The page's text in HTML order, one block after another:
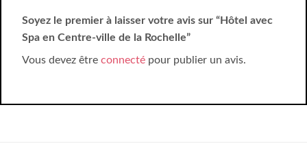
Soyez le premier à laisser votre avis sur “Hôtel avec
Spa en Centre-ville de la Rochelle”
Vous devez être connecté pour publier un avis.